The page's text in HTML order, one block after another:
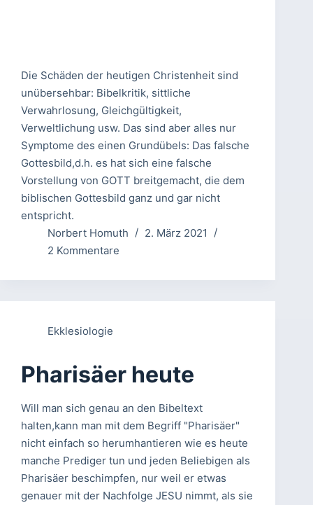
Die Schäden der heutigen Christenheit sind
unübersehbar: Bibelkritik, sittliche
Verwahrlosung, Gleichgültigkeit,
Verweltlichung usw. Das sind aber alles nur
Symptome des einen Grundübels: Das falsche
Gottesbild,d.h. es hat sich eine falsche
Vorstellung von GOTT breitgemacht, die dem
biblischen Gottesbild ganz und gar nicht
entspricht.
Norbert Homuth
2. März 2021
2 Kommentare
Ekklesiologie
Pharisäer heute
Will man sich genau an den Bibeltext
halten,kann man mit dem Begriff "Pharisäer"
nicht einfach so herumhantieren wie es heute
manche Prediger tun und jeden Beliebigen als
Pharisäer beschimpfen, nur weil er etwas
genauer mit der Nachfolge JESU nimmt, als sie